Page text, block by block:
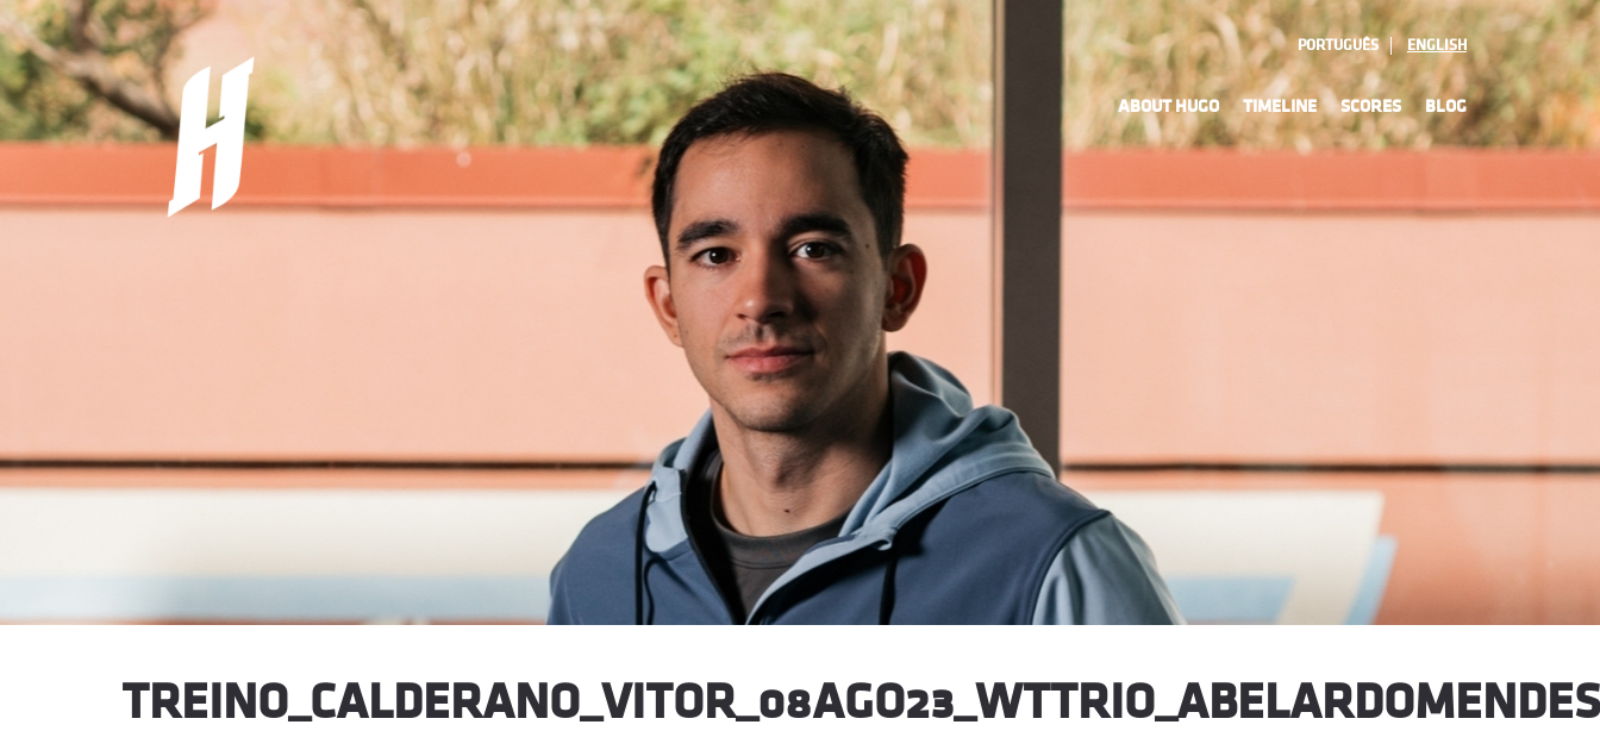
PORTUGUÊS ENGLISH
ABOUT HUGO TIMELINE SCORES BLOG